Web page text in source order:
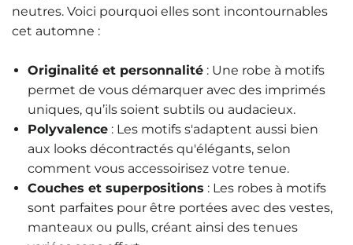
neutres. Voici pourquoi elles sont incontournables
cet automne :
Originalité et personnalité : Une robe à motifs
permet de vous démarquer avec des imprimés
uniques, qu’ils soient subtils ou audacieux.
Polyvalence : Les motifs s'adaptent aussi bien
aux looks décontractés qu'élégants, selon
comment vous accessoirisez votre tenue.
Couches et superpositions : Les robes à motifs
sont parfaites pour être portées avec des vestes,
manteaux ou pulls, créant ainsi des tenues